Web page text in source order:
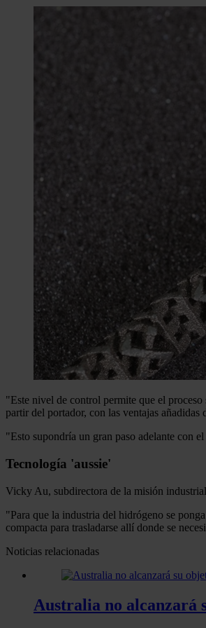
"Este nivel de control permite que el
partir del portador, con las ventajas
"Esto supondría un gran paso adelante con
Tecnología 'aussie'
Vicky Au, subdirectora de la misión
"Para que la industria del hidrógeno se
compacta para trasladarse allí donde se
Noticias relacionadas
Australia no alcanzará